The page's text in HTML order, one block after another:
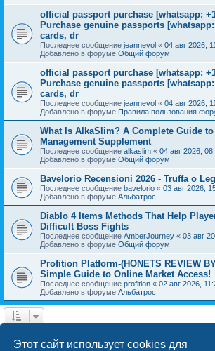
Этот сайт использует cookies для
official passport purchase [whatsapp:
Purchase genuine passports [whatsapp:
cards, dr
Последнее сообщение jeannevol « 04 авг 2026,
Добавлено в форуме Общий форум
official passport purchase [whatsapp:
Purchase genuine passports [whatsapp:
cards, dr
Последнее сообщение jeannevol « 04 авг 2026,
Добавлено в форуме Правила пользования
What Is AlkaSlim? A Complete Guide
Management Supplement
Последнее сообщение alkaslim « 04 авг 2026,
Добавлено в форуме Общий форум
Bavelorio Recensioni 2026 - Truffa o
Последнее сообщение bavelorio « 03 авг 2026,
Добавлено в форуме Альбатрос
Diablo 4 Items Methods That Help
Difficult Boss Fights
Последнее сообщение AmberJourney « 03 авг
Добавлено в форуме Общий форум
Profition Platform-(HONETS REVIEW
Simple Guide to Online Market Access!
Последнее сообщение profition « 02 авг 2026,
Добавлено в форуме Альбатрос